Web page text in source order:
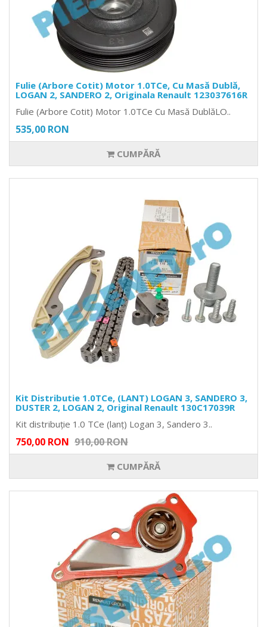
Fulie (Arbore Cotit) Motor 1.0TCe, Cu Masă Dublă,
LOGAN 2, SANDERO 2, Originala Renault 123037616R
Fulie (Arbore Cotit) Motor 1.0TCe Cu Masă DublăLO..
535,00 RON
CUMPĂRĂ
Kit Distributie 1.0TCe, (LANT) LOGAN 3, SANDERO 3,
DUSTER 2, LOGAN 2, Original Renault 130C17039R
Kit distribuție 1.0 TCe (lanț) Logan 3, Sandero 3..
750,00 RON 910,00 RON
CUMPĂRĂ